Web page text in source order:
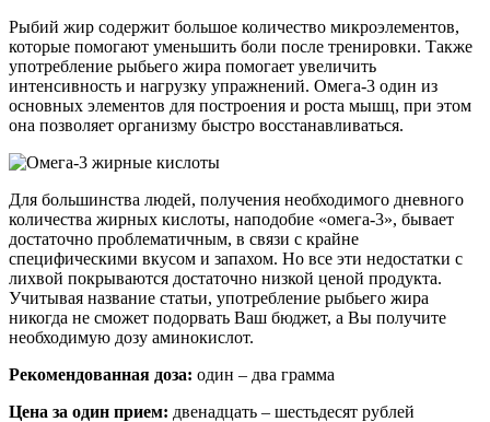
Рыбий жир содержит большое количество микроэлементов,
которые помогают уменьшить боли после тренировки. Также
употребление рыбьего жира помогает увеличить
интенсивность и нагрузку упражнений. Омега-3 один из
основных элементов для построения и роста мышц, при этом
она позволяет организму быстро восстанавливаться.
Для большинства людей, получения необходимого дневного
количества жирных кислоты, наподобие «омега-3», бывает
достаточно проблематичным, в связи с крайне
специфическими вкусом и запахом. Но все эти недостатки с
лихвой покрываются достаточно низкой ценой продукта.
Учитывая название статьи, употребление рыбьего жира
никогда не сможет подорвать Ваш бюджет, а Вы получите
необходимую дозу аминокислот.
Рекомендованная доза: один – два грамма
Цена за один прием: двенадцать – шестьдесят рублей